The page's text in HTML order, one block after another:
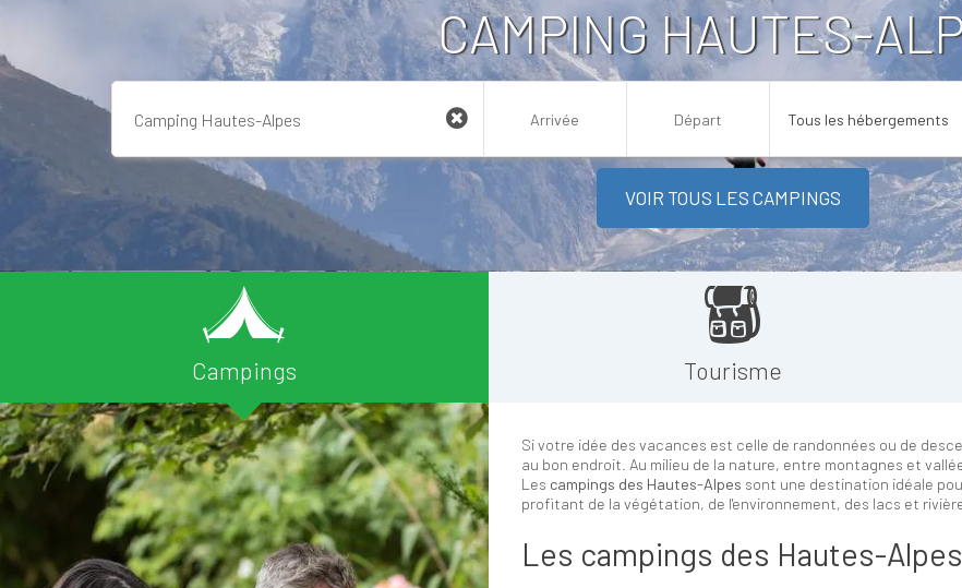
CAMPING HAUTES-
VOIR TOUS LES CAMPINGS
Campings Tourisme
Si votre idée des vacances est celle de randonnées ou de
au bon endroit. Au milieu de la nature, entre montagnes et
Les campings des Hautes-Alpes sont une destination idéale
profitant de la végétation, de l'environnement, des lacs et
Les campings des Hautes-Alpes